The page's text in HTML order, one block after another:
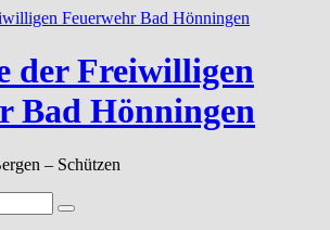
der Freiwilligen
Bad Hönningen
– Schützen